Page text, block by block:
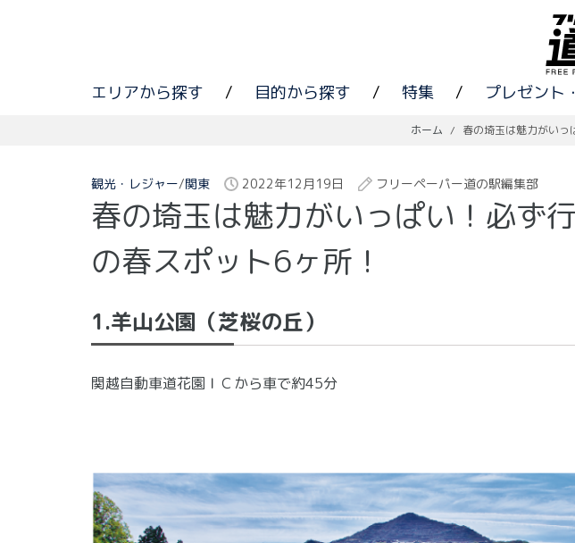
エリアから探す / 目的から探す / 特集 / プレゼント
ホーム / 春の埼玉は魅力がいっ
観光・レジャー/関東 2022年12月19日 フリーペーパー道の駅編集部
春の埼玉は魅力がいっぱい！必ず
の春スポット6ヶ所！
1.羊山公園（芝桜の丘）
関越自動車道花園ＩＣから車で約45分